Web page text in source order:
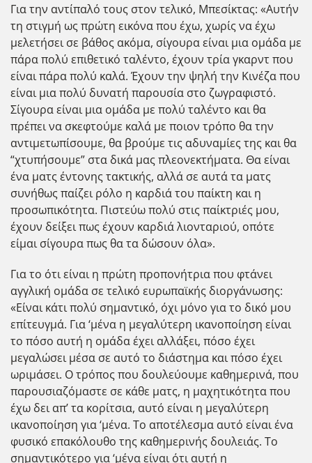
Για την αντίπαλό τους στον τελικό, Μπεσίκτας: «Αυτήν
τη στιγμή ως πρώτη εικόνα που έχω, χωρίς να έχω
μελετήσει σε βάθος ακόμα, σίγουρα είναι μια ομάδα με
πάρα πολύ επιθετικό ταλέντο, έχουν τρία γκαρντ που
είναι πάρα πολύ καλά. Έχουν την ψηλή την Κινέζα που
είναι μια πολύ δυνατή παρουσία στο ζωγραφιστό.
Σίγουρα είναι μια ομάδα με πολύ ταλέντο και θα
πρέπει να σκεφτούμε καλά με ποιον τρόπο θα την
αντιμετωπίσουμε, θα βρούμε τις αδυναμίες της και θα
“χτυπήσουμε” στα δικά μας πλεονεκτήματα. Θα είναι
ένα ματς έντονης τακτικής, αλλά σε αυτά τα ματς
συνήθως παίζει ρόλο η καρδιά του παίκτη και η
προσωπικότητα. Πιστεύω πολύ στις παίκτριές μου,
έχουν δείξει πως έχουν καρδιά λιονταριού, οπότε
είμαι σίγουρα πως θα τα δώσουν όλα».
Για το ότι είναι η πρώτη προπονήτρια που φτάνει
αγγλική ομάδα σε τελικό ευρωπαϊκής διοργάνωσης:
«Είναι κάτι πολύ σημαντικό, όχι μόνο για το δικό μου
επίτευγμά. Για ‘μένα η μεγαλύτερη ικανοποίηση είναι
το πόσο αυτή η ομάδα έχει αλλάξει, πόσο έχει
μεγαλώσει μέσα σε αυτό το διάστημα και πόσο έχει
ωριμάσει. Ο τρόπος που δουλεύουμε καθημερινά, που
παρουσιαζόμαστε σε κάθε ματς, η μαχητικότητα που
έχω δει απ’ τα κορίτσια, αυτό είναι η μεγαλύτερη
ικανοποίηση για ‘μένα. Το αποτέλεσμα αυτό είναι ένα
φυσικό επακόλουθο της καθημερινής δουλειάς. Το
σημαντικότερο για ‘μένα είναι ότι αυτή η